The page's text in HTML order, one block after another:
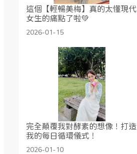
這個【輕暢美梅】真的太懂現代
女生的痛點了啦💚
2026-01-15
完全顛覆我對酵素的想像！打造
我的每日循環儀式！
2026-01-10